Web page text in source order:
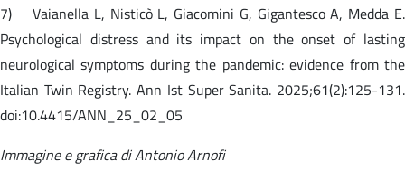
7) Vaianella L, Nisticò L, Giacomini G, Gigantesco A, Medda E.
Psychological distress and its impact on the onset of lasting
neurological symptoms during the pandemic: evidence from the
Italian Twin Registry. Ann Ist Super Sanita. 2025;61(2):125-131.
doi:10.4415/ANN_25_02_05
Immagine e grafica di Antonio Arnofi